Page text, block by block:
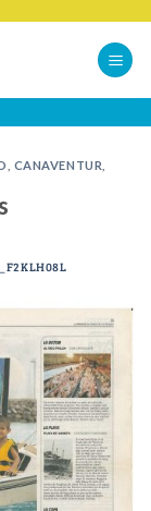
CANAVENTUR